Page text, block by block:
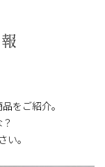
をご紹介。
。